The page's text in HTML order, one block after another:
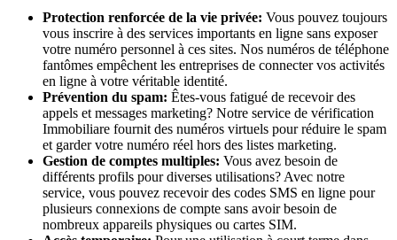
Protection renforcée de la vie privée: Vous pouvez toujours
vous inscrire à des services importants en ligne sans exposer
votre numéro personnel à ces sites. Nos numéros de téléphone
fantômes empêchent les entreprises de connecter vos activités
en ligne à votre véritable identité.
Prévention du spam: Êtes-vous fatigué de recevoir des
appels et messages marketing? Notre service de vérification
Immobiliare fournit des numéros virtuels pour réduire le spam
et garder votre numéro réel hors des listes marketing.
Gestion de comptes multiples: Vous avez besoin de
différents profils pour diverses utilisations? Avec notre
service, vous pouvez recevoir des codes SMS en ligne pour
plusieurs connexions de compte sans avoir besoin de
nombreux appareils physiques ou cartes SIM.